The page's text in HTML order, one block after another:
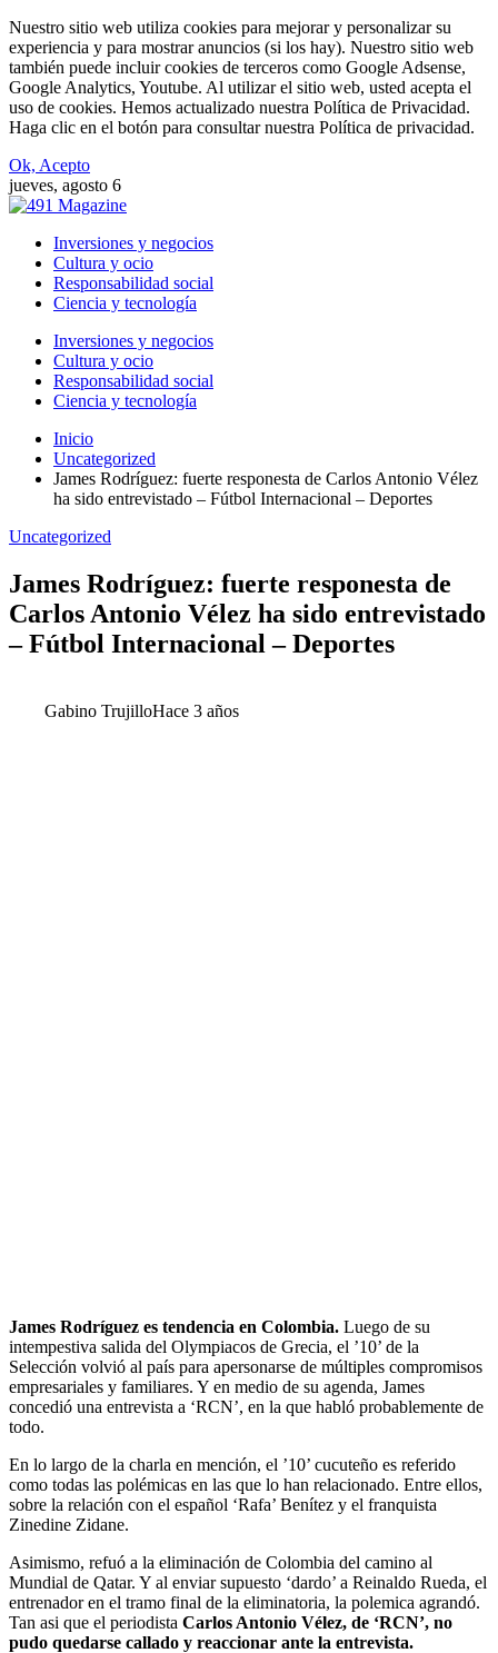
Nuestro sitio web utiliza cookies para mejorar y personalizar su
experiencia y para mostrar anuncios (si los hay). Nuestro sitio web
también puede incluir cookies de terceros como Google Adsense,
Google Analytics, Youtube. Al utilizar el sitio web, usted acepta el
uso de cookies. Hemos actualizado nuestra Política de Privacidad.
Haga clic en el botón para consultar nuestra Política de privacidad.
Ok, Acepto
jueves, agosto 6
Inversiones y negocios
Cultura y ocio
Responsabilidad social
Ciencia y tecnología
Inversiones y negocios
Cultura y ocio
Responsabilidad social
Ciencia y tecnología
Inicio
Uncategorized
James Rodríguez: fuerte responesta de Carlos Antonio Vélez
ha sido entrevistado – Fútbol Internacional – Deportes
Uncategorized
James Rodríguez: fuerte responesta de
Carlos Antonio Vélez ha sido entrevistado
– Fútbol Internacional – Deportes
Gabino TrujilloHace 3 años
James Rodríguez es tendencia en Colombia. Luego de su
intempestiva salida del Olympiacos de Grecia, el ’10’ de la
Selección volvió al país para apersonarse de múltiples compromisos
empresariales y familiares. Y en medio de su agenda, James
concedió una entrevista a ‘RCN’, en la que habló probablemente de
todo.
En lo largo de la charla en mención, el ’10’ cucuteño es referido
como todas las polémicas en las que lo han relacionado. Entre ellos,
sobre la relación con el español ‘Rafa’ Benítez y el franquista
Zinedine Zidane.
Asimismo, refuó a la eliminación de Colombia del camino al
Mundial de Qatar. Y al enviar supuesto ‘dardo’ a Reinaldo Rueda, el
entrenador en el tramo final de la eliminatoria, la polemica agrandó.
Tan asi que el periodista Carlos Antonio Vélez, de ‘RCN’, no
pudo quedarse callado y reaccionar ante la entrevista.